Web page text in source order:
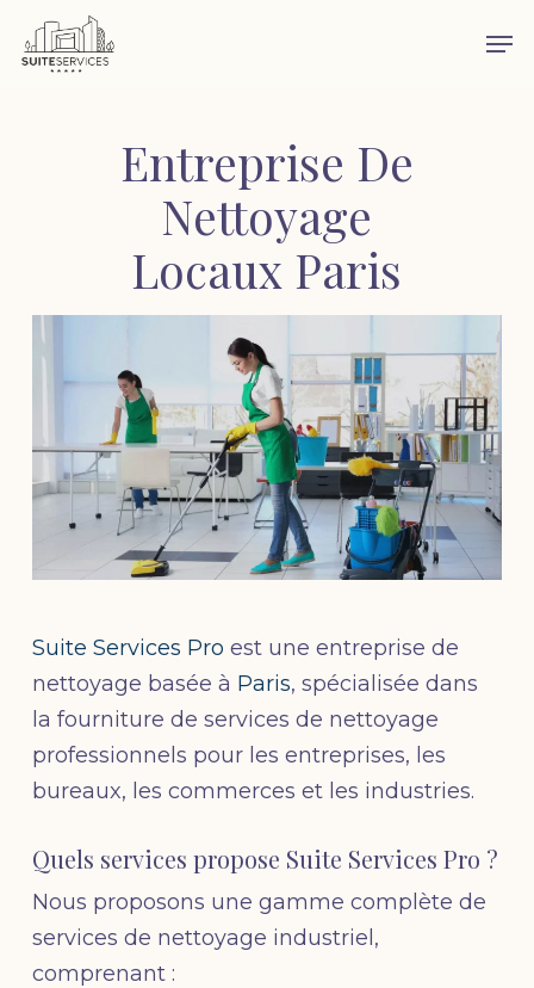
Skip
Entreprise De
Nettoyage
Locaux Paris
Suite Services Pro est une entreprise de
nettoyage basée à Paris, spécialisée dans
la fourniture de services de nettoyage
professionnels pour les entreprises, les
bureaux, les commerces et les industries.
Quels services propose Suite Services Pro ?
Nous proposons une gamme complète de
services de nettoyage industriel,
comprenant :